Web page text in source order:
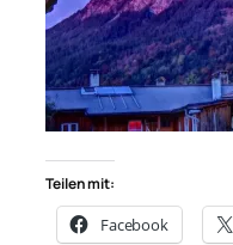
Teilen mit:
Facebook